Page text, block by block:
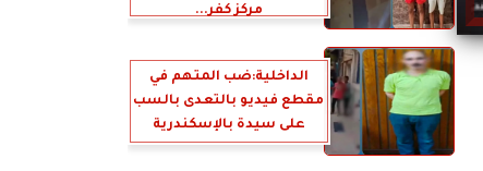
مركز كفر...
الداخلية:ضب المتهم في
مقطع فيديو بالتعدى بالسب
على سيدة بالإسكندرية